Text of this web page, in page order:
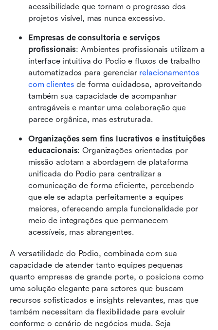
acessibilidade que tornam o progresso dos
projetos visível, mas nunca excessivo.
Empresas de consultoria e serviços
profissionais: Ambientes profissionais utilizam a
interface intuitiva do Podio e fluxos de trabalho
automatizados para gerenciar relacionamentos
com clientes de forma cuidadosa, aproveitando
também sua capacidade de acompanhar
entregáveis e manter uma colaboração que
parece orgânica, mas estruturada.
Organizações sem fins lucrativos e instituições
educacionais: Organizações orientadas por
missão adotam a abordagem de plataforma
unificada do Podio para centralizar a
comunicação de forma eficiente, percebendo
que ele se adapta perfeitamente a equipes
maiores, oferecendo ampla funcionalidade por
meio de integrações que permanecem
acessíveis, mas abrangentes.
A versatilidade do Podio, combinada com sua
capacidade de atender tanto equipes pequenas
quanto empresas de grande porte, o posiciona como
uma solução elegante para setores que buscam
recursos sofisticados e insights relevantes, mas que
também necessitam da flexibilidade para evoluir
conforme o cenário de negócios muda. Seja